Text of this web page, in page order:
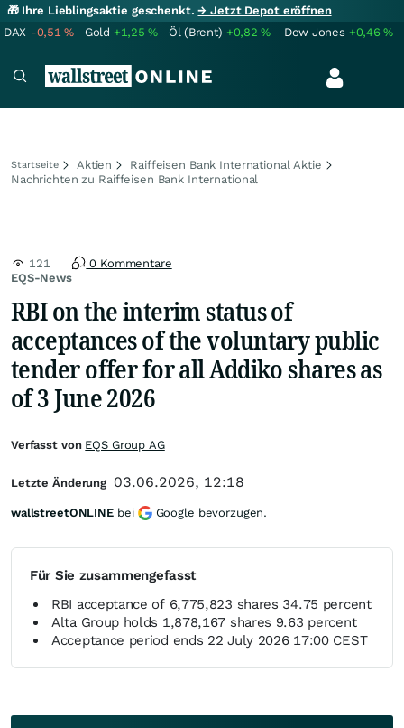
🎁 Ihre Lieblingsaktie geschenkt.→ Jetzt Depot eröffnen
DAX -0,51% Gold +1,25% Öl (Brent) +0,82% Dow Jones +0,46%
Startseite Aktien
Raiffeisen Bank International Aktie
Nachrichten zu Raiffeisen Bank International
EQS-News
121 0 Kommentare
RBI on the interim status of
acceptances of the voluntary public
tender offer for all Addiko shares as
of 3 June 2026
Für Sie zusammengefasst
RBI acceptance of 6,775,823 shares 34.75 percent
Alta Group holds 1,878,167 shares 9.63 percent
Acceptance period ends 22 July 2026 17:00 CEST
Verfasst von EQS Group AG
Letzte Änderung 03.06.2026, 12:18
wallstreetONLINE bei Google bevorzugen.